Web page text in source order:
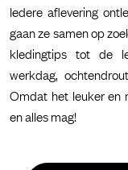
Iedere aflevering
gaan ze samen op
kledingtips tot de
werkdag,
Omdat het leuker en
en alles mag!